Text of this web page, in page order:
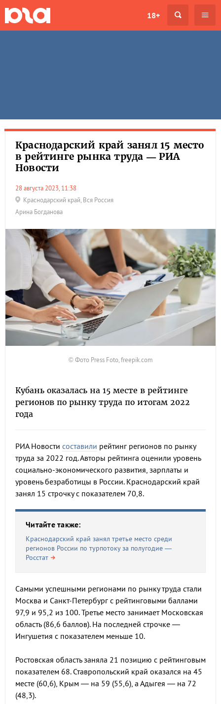
18+
Краснодарский край занял 15 место
в рейтинге рынка труда — РИА
Новости
28 августа 2023, 11:38
Краснодарский край, Вся Россия
Арина Богданова
© Фото Press Foto, freepik.com
Кубань оказалась на 15 месте в рейтинге
регионов по рынку труда по итогам 2022
года
РИА Новости составили рейтинг регионов по рынку
труда за 2022 год. Авторы рейтинга оценили уровень
социально-экономического развития, зарплаты и
уровень безработицы в России. Краснодарский край
занял 15 строчку с показателем 70,8.
Читайте также:
Краснодарский край занял третье место среди
регионов России по турпотоку за полугодие —
Росстат
Самыми успешными регионами по рынку труда стали
Москва и Санкт-Петербург с рейтинговыми баллами
97,9 и 95,2 из 100. Третье место занимает Московская
область (86,6 баллов). На последней строчке —
Ингушетия с показателем меньше 10.
Ростовская область заняла 21 позицию с рейтинговым
показателем 68. Ставропольский край оказался на 45
месте (60,6), Крым — на 59 (55,6), а Адыгея — на 72
(48,3).